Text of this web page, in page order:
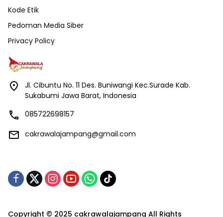
Kode Etik
Pedoman Media Siber
Privacy Policy
Jl. Cibuntu No. 11 Des. Buniwangi Kec.Surade Kab.
Sukabumi Jawa Barat, Indonesia
085722698157
cakrawalajampang@gmail.com
Copyright © 2025 cakrawalajampang All Rights